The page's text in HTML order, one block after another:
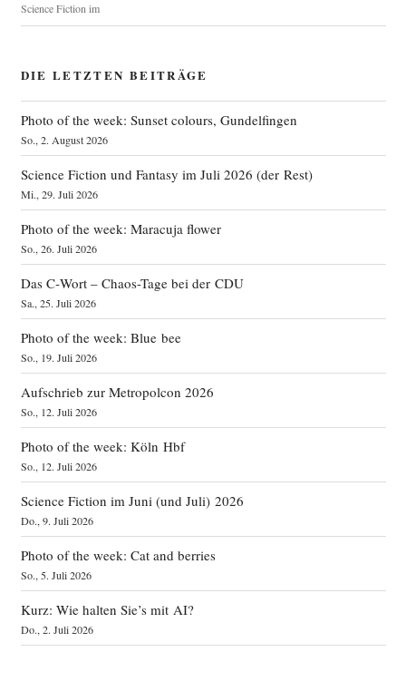
Science Fiction im
DIE LETZTEN BEITRÄGE
Photo of the week: Sunset colours, Gundelfingen
So., 2. August 2026
Science Fiction und Fantasy im Juli 2026 (der Rest)
Mi., 29. Juli 2026
Photo of the week: Maracuja flower
So., 26. Juli 2026
Das C‑Wort – Chaos-Tage bei der CDU
Sa., 25. Juli 2026
Photo of the week: Blue bee
So., 19. Juli 2026
Aufschrieb zur Metropolcon 2026
So., 12. Juli 2026
Photo of the week: Köln Hbf
So., 12. Juli 2026
Science Fiction im Juni (und Juli) 2026
Do., 9. Juli 2026
Photo of the week: Cat and berries
So., 5. Juli 2026
Kurz: Wie halten Sie’s mit AI?
Do., 2. Juli 2026